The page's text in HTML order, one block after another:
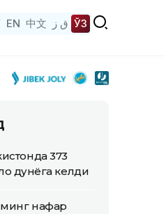
EN 中文 ق ز ЎЗ
373
дунёга келди
минг нафар